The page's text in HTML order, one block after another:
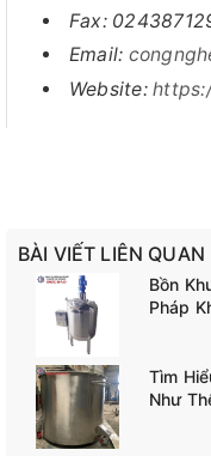
Fax:
Email:
Website:
BÀI VIẾT LIÊN QUAN
Bồn
Pháp
Tìm
Như